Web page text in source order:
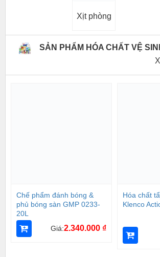
Xịt phòng
SẢN PHẨM HÓA CHẤT VỆ
Chế phẩm đánh bóng &
phủ bóng sàn GMP 0233-
20L
Giá:2.340.000 ₫
Hóa chất
Klenco